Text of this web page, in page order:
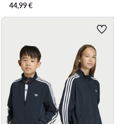
44,99€